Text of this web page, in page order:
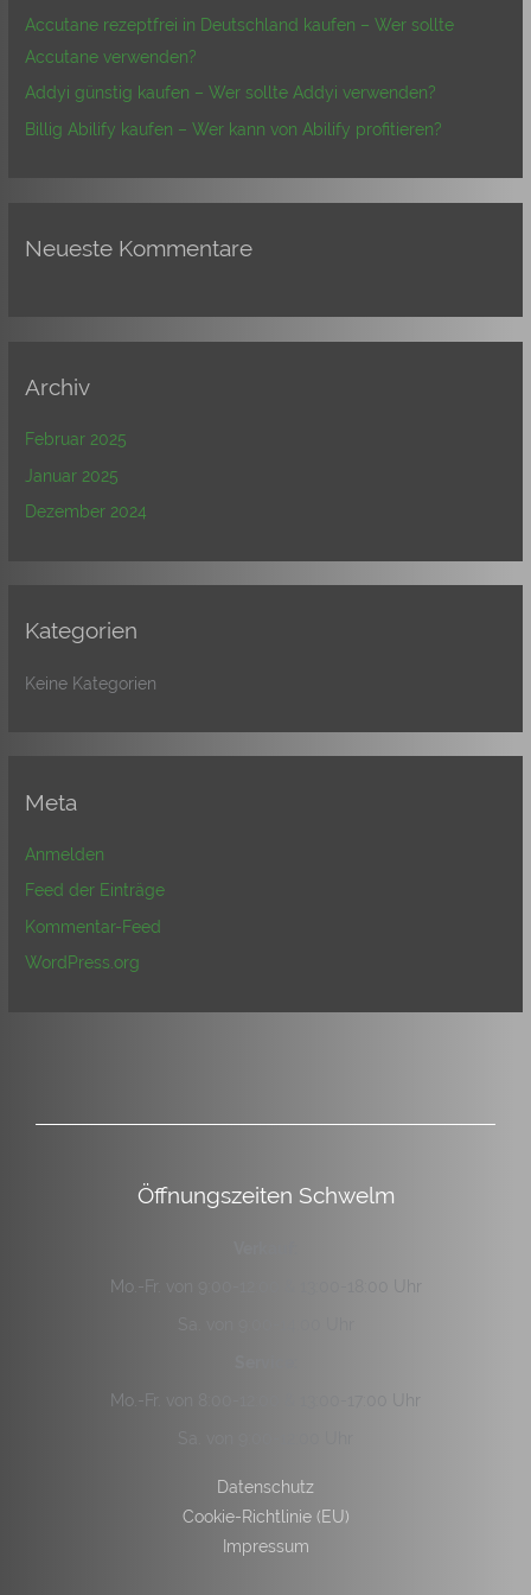
h
:
Accutane rezeptfrei in Deutschland kaufen – Wer sollte
Accutane verwenden?
Addyi günstig kaufen – Wer sollte Addyi verwenden?
Billig Abilify kaufen – Wer kann von Abilify profitieren?
Neueste Kommentare
Archiv
Februar 2025
Januar 2025
Dezember 2024
Kategorien
Keine Kategorien
Meta
Anmelden
Feed der Einträge
Kommentar-Feed
WordPress.org
Öffnungszeiten Schwelm
Mo.-Fr. von 9:00-12:00 & 13:00-18:00 Uhr
Mo.-Fr. von 8:00-12:00 & 13:00-17:00 Uhr
Datenschutz
Cookie-Richtlinie (EU)
Impressum